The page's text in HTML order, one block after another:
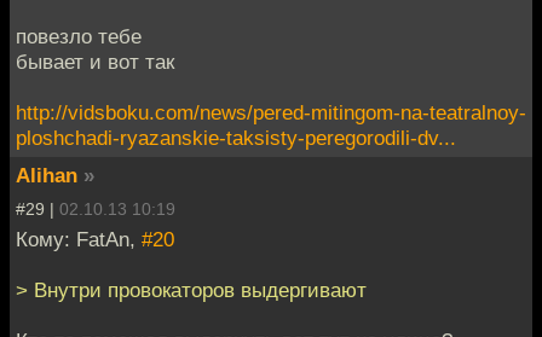
повезло тебе
бывает и вот так
http://vidsboku.com/news/pered-mitingom-na-teatralnoy-
ploshchadi-ryazanskie-taksisty-peregorodili-dv...
Alihan »
#29 | 02.10.13 10:19
Кому: FatAn, #20
> Внутри провокаторов выдергивают